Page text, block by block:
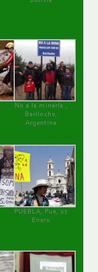
No a la minería ,
Bariloche,
Argentina
PUEBLA, Pue, 27
Enero